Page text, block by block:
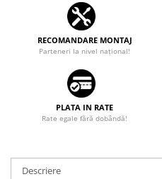
Camere marșarier auto
Camere marșarier universale
Camere Skoda
Camere Volkswagen
Camere Audi
RECOMANDARE MONTAJ
Parteneri la nivel național!
PLATA IN RATE
Rate egale fără dobândă!
Descriere